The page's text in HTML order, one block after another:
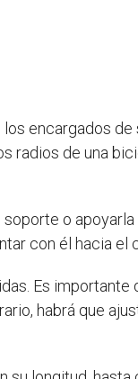
encargados
radios de una
o
con él hacia el
Es importante
habrá que